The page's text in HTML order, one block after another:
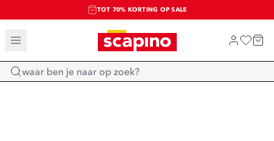
TOT 70% KORTING OP SALE
SALE: LAATSTE KANS!
SHOP NIEUW
Home